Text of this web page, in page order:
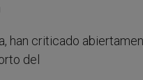
han criticado
del